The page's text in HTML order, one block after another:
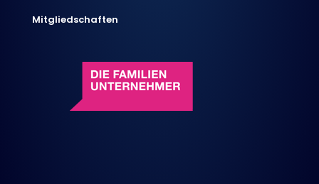
Mitgliedschaften